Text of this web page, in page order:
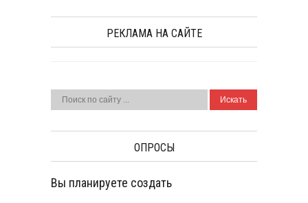
РЕКЛАМА НА САЙТЕ
ОПРОСЫ
Вы планируете создать